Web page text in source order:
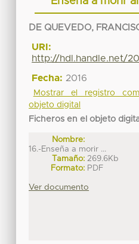
DE QUEVEDO,
URI:
http://hdl.handle.net/
Fecha: 2016
Mostrar el registro
objeto digital
Ficheros en el objeto
Nombre:
16.-Enseña a morir ...
Tamaño: 269.6Kb
Formato: PDF
Ver documento